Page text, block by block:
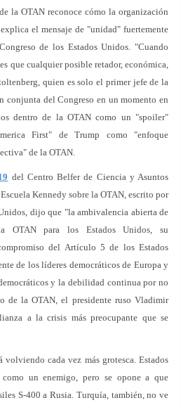
la OTAN reconoce cómo la organización
el mensaje de "unidad" fuertemente
de los Estados Unidos. "Cuando
que cualquier posible retador, económica,
quien es solo el primer jefe de la
conjunta del Congreso en un momento en
dentro de la OTAN como un "spoiler"
First" de Trump como "enfoque
de la OTAN.
del Centro Belfer de Ciencia y Asuntos
Kennedy sobre la OTAN, escrito por
dijo que "la ambivalencia abierta de
para los Estados Unidos, su
del Artículo 5 de los Estados
de los líderes democráticos de Europa y
y la debilidad continua por no
de la OTAN, el presidente ruso Vladimir
a la crisis más preocupante que se
cada vez más grotesca. Estados
un enemigo, pero se opone a que
S-400 a Rusia. Turquía, también, no ve